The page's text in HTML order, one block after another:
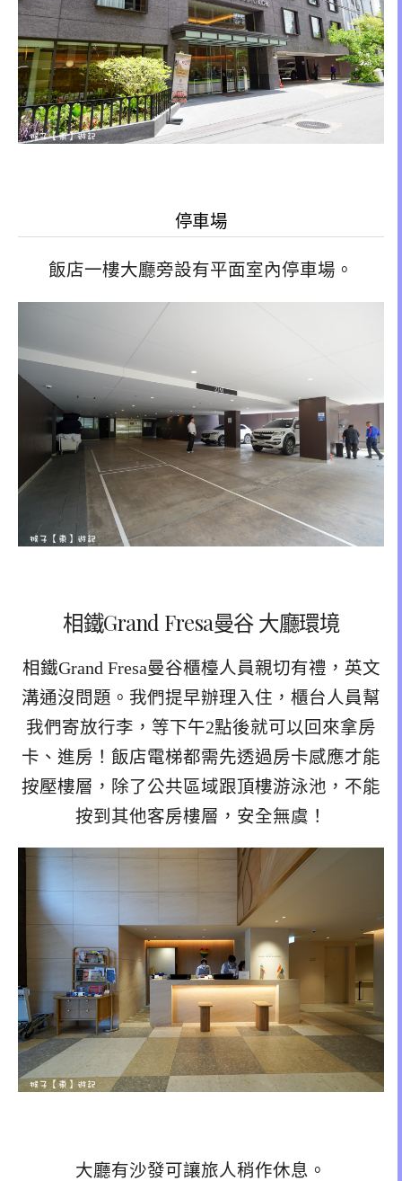
停車場
飯店一樓大廳旁設有平面室內停車場。
相鐵Grand Fresa曼谷 大廳環境
相鐵Grand Fresa曼谷櫃檯人員親切有禮，英文
溝通沒問題。我們提早辦理入住，櫃台人員幫
我們寄放行李，等下午2點後就可以回來拿房
卡、進房！飯店電梯都需先透過房卡感應才能
按壓樓層，除了公共區域跟頂樓游泳池，不能
按到其他客房樓層，安全無虞！
大廳有沙發可讓旅人稍作休息。